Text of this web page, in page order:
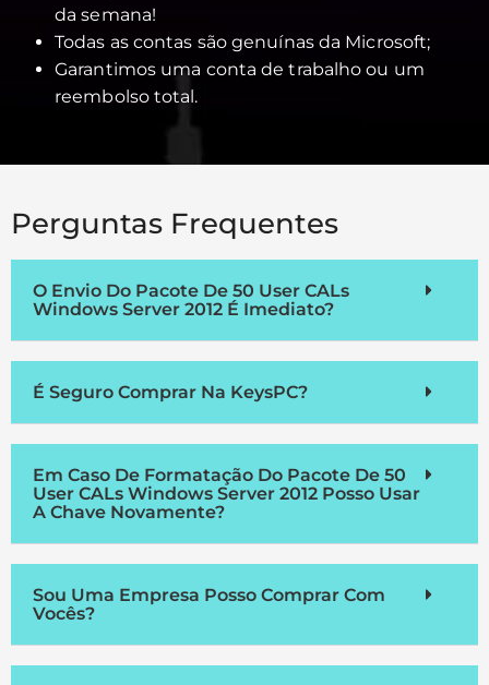
da semana!
Todas as contas são genuínas da Microsoft;
Garantimos uma conta de trabalho ou um
reembolso total.
Perguntas Frequentes
O Envio Do Pacote De 50 User CALs
Windows Server 2012 É Imediato?
É Seguro Comprar Na KeysPC?
Em Caso De Formatação Do Pacote De 50
User CALs Windows Server 2012 Posso Usar
A Chave Novamente?
Sou Uma Empresa Posso Comprar Com
Vocês?